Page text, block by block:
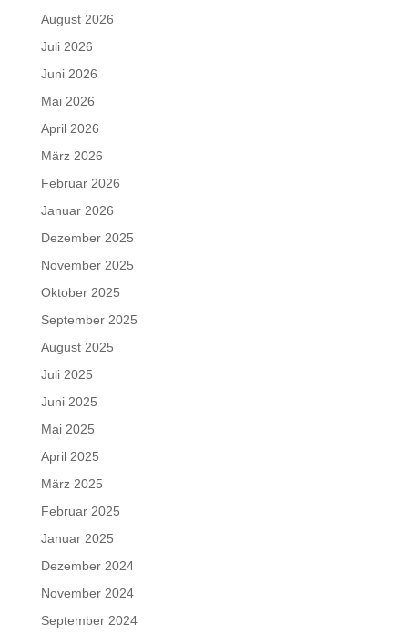
August 2026
Juli 2026
Juni 2026
Mai 2026
April 2026
März 2026
Februar 2026
Januar 2026
Dezember 2025
November 2025
Oktober 2025
September 2025
August 2025
Juli 2025
Juni 2025
Mai 2025
April 2025
März 2025
Februar 2025
Januar 2025
Dezember 2024
November 2024
September 2024